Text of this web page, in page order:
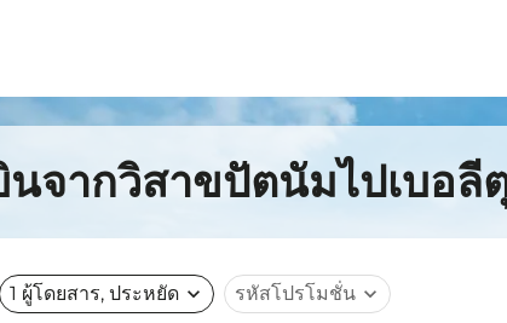
นจากวิสาขปัตนัมไปเบอ
1 ผู้โดยสาร, ประหยัด expand_more รหัสโปรโมชั่น expand_more